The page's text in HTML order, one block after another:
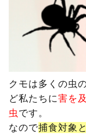
クモは多くの虫
ど私たちに害を
虫です。
なので捕食対象